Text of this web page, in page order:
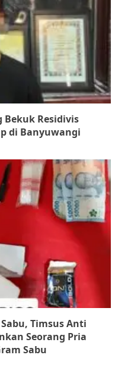
Residivis
di Banyuwangi
Timsus Anti
Seorang Pria
Sabu